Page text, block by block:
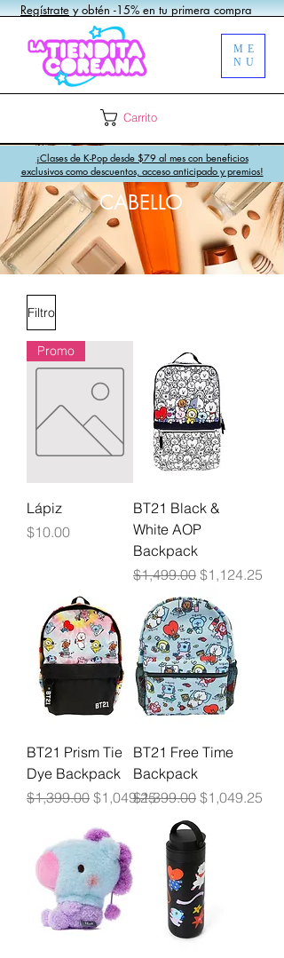
Regístratey obtén -15% en tu primera compra
ME
NU
Carrito
¡Clases de K-Pop desde $79 al mes con beneficios
exclusivos como descuentos, acceso anticipado y premios!
CABELLO
Filtro
Promo
Lápiz
Precio
$10.00
BT21 Black &
White AOP
Backpack
Precio
$1,499.00 Precio de
$1,124.25
BT21 Prism Tie
Dye Backpack
Precio
$1,399.00 Precio de oferta
$1,049.25
BT21 Free Time
Backpack
Precio
$1,399.00 Precio de
$1,049.25